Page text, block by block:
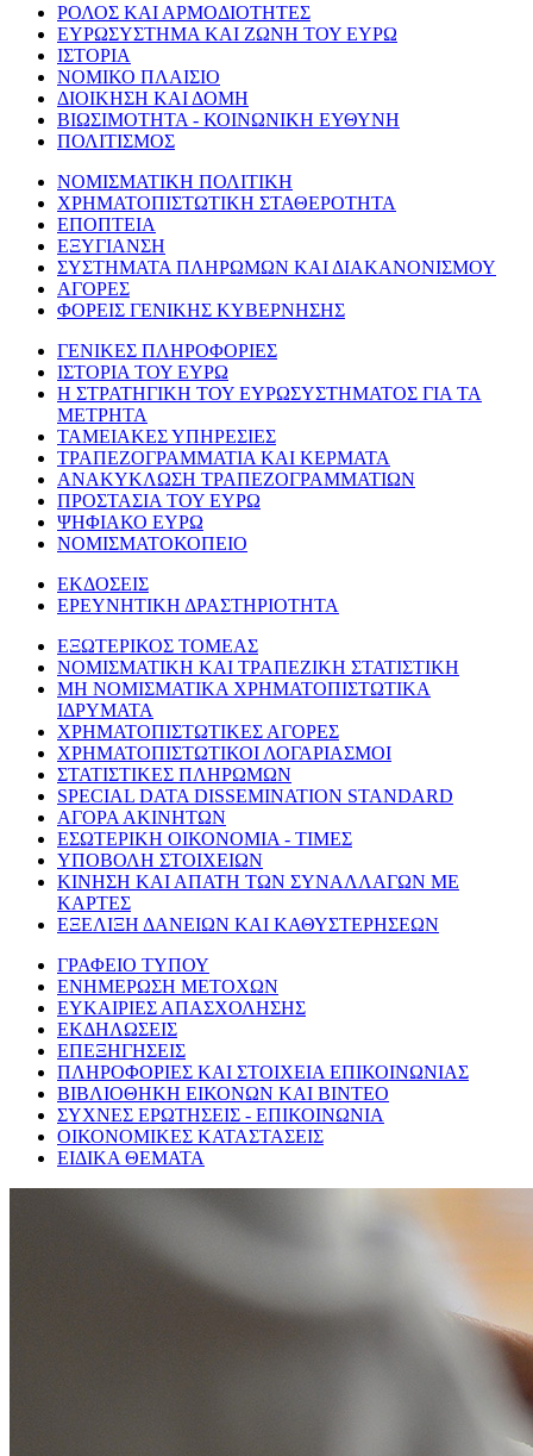
ΡΟΛΟΣ ΚΑΙ ΑΡΜΟΔΙΟΤΗΤΕΣ
ΕΥΡΩΣΥΣΤΗΜΑ ΚΑΙ ΖΩΝΗ ΤΟΥ ΕΥΡΩ
ΙΣΤΟΡΙΑ
ΝΟΜΙΚΟ ΠΛΑΙΣΙΟ
ΔΙΟΙΚΗΣΗ ΚΑΙ ΔΟΜΗ
ΒΙΩΣΙΜΟΤΗΤΑ - ΚΟΙΝΩΝΙΚΗ ΕΥΘΥΝΗ
ΠΟΛΙΤΙΣΜΟΣ
ΝΟΜΙΣΜΑΤΙΚΗ ΠΟΛΙΤΙΚΗ
ΧΡΗΜΑΤΟΠΙΣΤΩΤΙΚΗ ΣΤΑΘΕΡΟΤΗΤΑ
ΕΠΟΠΤΕΙΑ
ΕΞΥΓΙΑΝΣΗ
ΣΥΣΤΗΜΑΤΑ ΠΛΗΡΩΜΩΝ ΚΑΙ ΔΙΑΚΑΝΟΝΙΣΜΟΥ
ΑΓΟΡΕΣ
ΦΟΡΕΙΣ ΓΕΝΙΚΗΣ ΚΥΒΕΡΝΗΣΗΣ
ΓΕΝΙΚΕΣ ΠΛΗΡΟΦΟΡΙΕΣ
ΙΣΤΟΡΙΑ ΤΟΥ ΕΥΡΩ
Η ΣΤΡΑΤΗΓΙΚΗ ΤΟΥ ΕΥΡΩΣΥΣΤΗΜΑΤΟΣ ΓΙΑ ΤΑ
ΜΕΤΡΗΤΑ
ΤΑΜΕΙΑΚΕΣ ΥΠΗΡΕΣΙΕΣ
ΤΡΑΠΕΖΟΓΡΑΜΜΑΤΙΑ ΚΑΙ ΚΕΡΜΑΤΑ
ΑΝΑΚΥΚΛΩΣΗ ΤΡΑΠΕΖΟΓΡΑΜΜΑΤΙΩΝ
ΠΡΟΣΤΑΣΙΑ ΤΟΥ ΕΥΡΩ
ΨΗΦΙΑΚΟ ΕΥΡΩ
ΝΟΜΙΣΜΑΤΟΚΟΠΕΙΟ
ΕΚΔΟΣΕΙΣ
ΕΡΕΥΝΗΤΙΚΗ ΔΡΑΣΤΗΡΙΟΤΗΤΑ
ΕΞΩΤΕΡΙΚΟΣ ΤΟΜΕΑΣ
ΝΟΜΙΣΜΑΤΙΚΗ ΚΑΙ ΤΡΑΠΕΖΙΚΗ ΣΤΑΤΙΣΤΙΚΗ
ΜΗ ΝΟΜΙΣΜΑΤΙΚΑ ΧΡΗΜΑΤΟΠΙΣΤΩΤΙΚΑ
ΙΔΡΥΜΑΤΑ
ΧΡΗΜΑΤΟΠΙΣΤΩΤΙΚΕΣ ΑΓΟΡΕΣ
ΧΡΗΜΑΤΟΠΙΣΤΩΤΙΚΟΙ ΛΟΓΑΡΙΑΣΜΟΙ
ΣΤΑΤΙΣΤΙΚΕΣ ΠΛΗΡΩΜΩΝ
SPECIAL DATA DISSEMINATION STANDARD
ΑΓΟΡΑ ΑΚΙΝΗΤΩΝ
ΕΣΩΤΕΡΙΚΗ ΟΙΚΟΝΟΜΙΑ - ΤΙΜΕΣ
ΥΠΟΒΟΛΗ ΣΤΟΙΧΕΙΩΝ
ΚΙΝΗΣΗ ΚΑΙ ΑΠΑΤΗ ΤΩΝ ΣΥΝΑΛΛΑΓΩΝ ΜΕ
ΚΑΡΤΕΣ
ΕΞΕΛΙΞΗ ΔΑΝΕΙΩΝ ΚΑΙ ΚΑΘΥΣΤΕΡΗΣΕΩΝ
ΓΡΑΦΕΙΟ ΤΥΠΟΥ
ΕΝΗΜΕΡΩΣΗ ΜΕΤΟΧΩΝ
ΕΥΚΑΙΡΙΕΣ ΑΠΑΣΧΟΛΗΣΗΣ
ΕΚΔΗΛΩΣΕΙΣ
ΕΠΕΞΗΓΗΣΕΙΣ
ΠΛΗΡΟΦΟΡΙΕΣ ΚΑΙ ΣΤΟΙΧΕΙΑ ΕΠΙΚΟΙΝΩΝΙΑΣ
ΒΙΒΛΙΟΘΗΚΗ ΕΙΚΟΝΩΝ ΚΑΙ ΒΙΝΤΕΟ
ΣΥΧΝΕΣ ΕΡΩΤΗΣΕΙΣ - ΕΠΙΚΟΙΝΩΝΙΑ
ΟΙΚΟΝΟΜΙΚΕΣ ΚΑΤΑΣΤΑΣΕΙΣ
ΕΙΔΙΚΑ ΘΕΜΑΤΑ